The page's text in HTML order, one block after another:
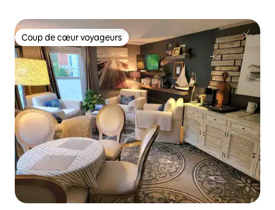
Coup de cœur voyageurs
Coup de cœur voyageurs